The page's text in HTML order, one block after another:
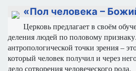
«Пол человека –
Церковь предлагает в своём
деления людей по половому
антропологической точки зрения –
который человек получил и через
дело сотворения человеческого рода.